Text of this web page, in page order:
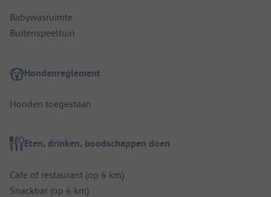
Babywasruimte
Buitenspeeltuin
Hondenreglement
Honden toegestaan
Eten, drinken, boodschappen doen
Cafe of restaurant (op 6 km)
Snackbar (op 6 km)